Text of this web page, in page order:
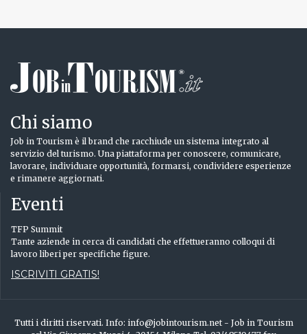
Chi siamo
Job in Tourism è il brand che racchiude un sistema integrato al
servizio del turismo. Una piattaforma per conoscere, comunicare,
lavorare, individuare opportunità, formarsi, condividere esperienze
e rimanere aggiornati.
Eventi
TFP Summit
Tante aziende in cerca di candidati che effettueranno colloqui di
lavoro liberi per specifiche figure.
ISCRIVITI GRATIS!
Tutti i diritti riservati. Info: info@jobintourism.net - Job in Tourism